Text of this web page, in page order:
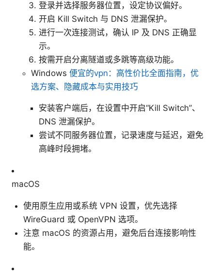
登录并选择服务器位置，设定协议偏好。
开启 Kill Switch 与 DNS 泄漏保护。
进行一次连接测试，确认 IP 及 DNS 正确显
示。
按需开启分离隧道或多跳等高级功能。
Windows 便宜的vpn：高性价比全面指南，优
选方案、隐藏成本与实用技巧
安装客户端后，在设置中开启“Kill Switch”、
DNS 泄漏保护。
尝试不同服务器位置，记录速度与延迟，避免
高峰时段拥堵。
macOS
使用原生应用或系统 VPN 设置，优先选择
WireGuard 或 OpenVPN 选项。
注意 macOS 的资源占用，避免后台连接影响性
能。